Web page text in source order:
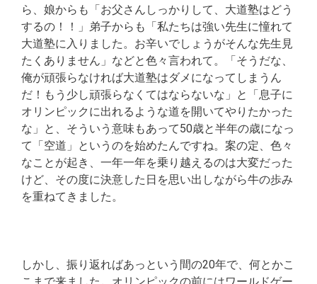
ら、娘からも「お父さんしっかりして、大道塾はどう
するの！！」弟子からも「私たちは強い先生に憧れて
大道塾に入りました。お辛いでしょうがそんな先生見
たくありません」などと色々言われて。「そうだな、
俺が頑張らなければ大道塾はダメになってしまうん
だ！もう少し頑張らなくてはならないな」と「息子に
オリンピックに出れるような道を開いてやりたかった
な」と、そういう意味もあって50歳と半年の歳になっ
て「空道」というのを始めたんですね。案の定、色々
なことが起き、一年一年を乗り越えるのは大変だった
けど、その度に決意した日を思い出しながら牛の歩み
を重ねてきました。
しかし、振り返ればあっという間の20年で、何とかこ